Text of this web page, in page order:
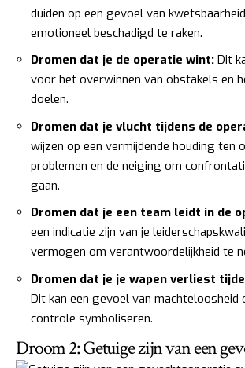
duiden op een gevoel van
emotioneel beschadigd te raken.
Dromen dat je de operatie wint: Dit
voor het overwinnen van obstakels en
doelen.
Dromen dat je vlucht tijdens de
wijzen op een vermijdende houding ten
problemen en de neiging om
gaan.
Dromen dat je een team leidt in de
een indicatie zijn van je
vermogen om verantwoordelijkheid te
Dromen dat je je wapen verliest
Dit kan een gevoel van machteloosheid
controle symboliseren.
Droom 2: Getuige zijn van een